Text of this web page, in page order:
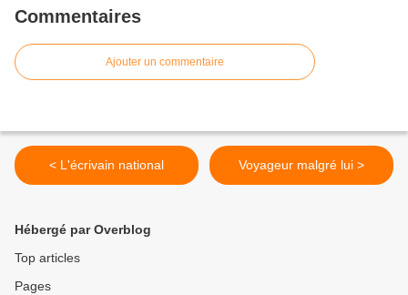
Commentaires
Ajouter un commentaire
< L'écrivain national Voyageur malgré lui >
Hébergé par Overblog
Top articles
Pages